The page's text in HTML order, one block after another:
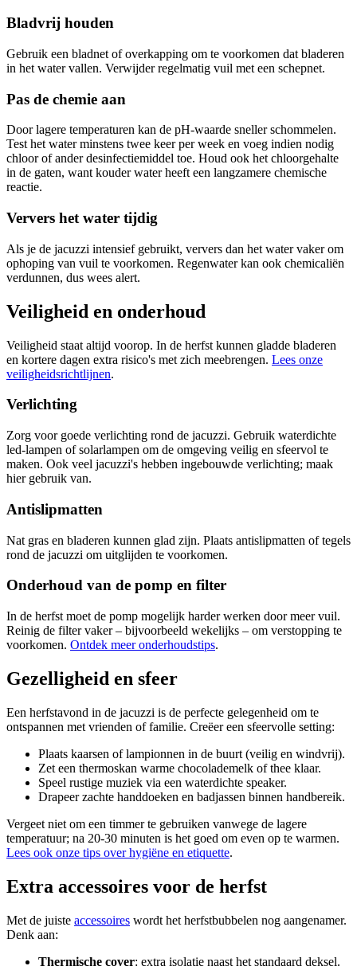
Bladvrij houden
Gebruik een bladnet of overkapping om te voorkomen dat bladeren
in het water vallen. Verwijder regelmatig vuil met een schepnet.
Pas de chemie aan
Door lagere temperaturen kan de pH-waarde sneller schommelen.
Test het water minstens twee keer per week en voeg indien nodig
chloor of ander desinfectiemiddel toe. Houd ook het chloorgehalte
in de gaten, want kouder water heeft een langzamere chemische
reactie.
Ververs het water tijdig
Als je de jacuzzi intensief gebruikt, ververs dan het water vaker om
ophoping van vuil te voorkomen. Regenwater kan ook chemicaliën
verdunnen, dus wees alert.
Veiligheid en onderhoud
Veiligheid staat altijd voorop. In de herfst kunnen gladde bladeren
en kortere dagen extra risico's met zich meebrengen. Lees onze
veiligheidsrichtlijnen.
Verlichting
Zorg voor goede verlichting rond de jacuzzi. Gebruik waterdichte
led-lampen of solarlampen om de omgeving veilig en sfeervol te
maken. Ook veel jacuzzi's hebben ingebouwde verlichting; maak
hier gebruik van.
Antislipmatten
Nat gras en bladeren kunnen glad zijn. Plaats antislipmatten of tegels
rond de jacuzzi om uitglijden te voorkomen.
Onderhoud van de pomp en filter
In de herfst moet de pomp mogelijk harder werken door meer vuil.
Reinig de filter vaker – bijvoorbeeld wekelijks – om verstopping te
voorkomen. Ontdek meer onderhoudstips.
Gezelligheid en sfeer
Een herfstavond in de jacuzzi is de perfecte gelegenheid om te
ontspannen met vrienden of familie. Creëer een sfeervolle setting:
Plaats kaarsen of lampionnen in de buurt (veilig en windvrij).
Zet een thermoskan warme chocolademelk of thee klaar.
Speel rustige muziek via een waterdichte speaker.
Drapeer zachte handdoeken en badjassen binnen handbereik.
Vergeet niet om een timmer te gebruiken vanwege de lagere
temperatuur; na 20-30 minuten is het goed om even op te warmen.
Lees ook onze tips over hygiëne en etiquette.
Extra accessoires voor de herfst
Met de juiste accessoires wordt het herfstbubbelen nog aangenamer.
Denk aan:
Thermische cover: extra isolatie naast het standaard deksel.